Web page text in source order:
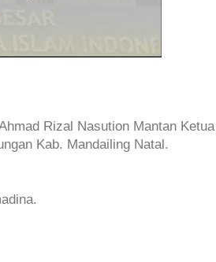
Rizal Nasution Mantan Ketua
Kab. Mandailing Natal.